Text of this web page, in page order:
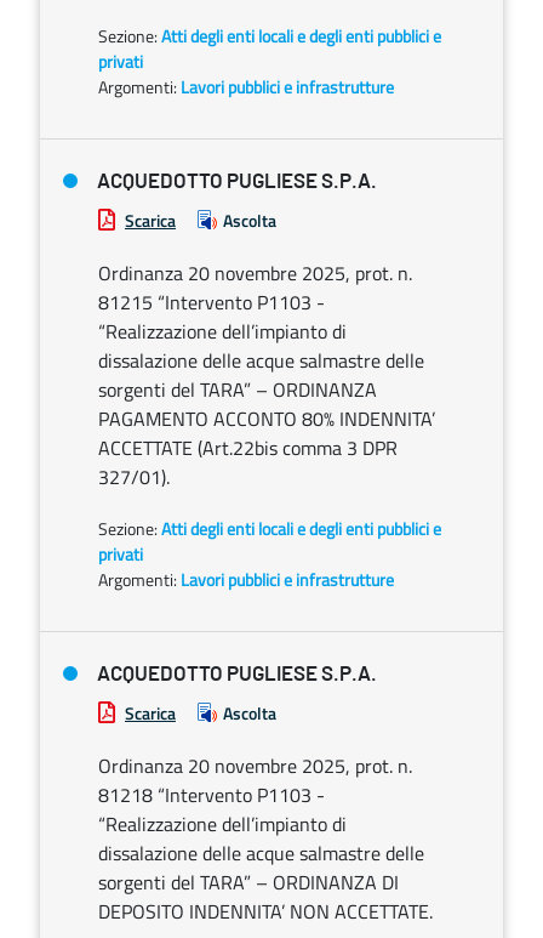
Sezione:Atti degli enti locali e degli enti pubblici e
privati
Argomenti: Lavori pubblici e infrastrutture
ACQUEDOTTO PUGLIESE S.P.A.
Scarica Ascolta
Ordinanza 20 novembre 2025, prot. n.
81215 “Intervento P1103 -
“Realizzazione dell’impianto di
dissalazione delle acque salmastre delle
sorgenti del TARA” – ORDINANZA
PAGAMENTO ACCONTO 80% INDENNITA’
ACCETTATE (Art.22bis comma 3 DPR
327/01).
Sezione:Atti degli enti locali e degli enti pubblici e
privati
Argomenti: Lavori pubblici e infrastrutture
ACQUEDOTTO PUGLIESE S.P.A.
Scarica Ascolta
Ordinanza 20 novembre 2025, prot. n.
81218 “Intervento P1103 -
“Realizzazione dell’impianto di
dissalazione delle acque salmastre delle
sorgenti del TARA” – ORDINANZA DI
DEPOSITO INDENNITA’ NON ACCETTATE.